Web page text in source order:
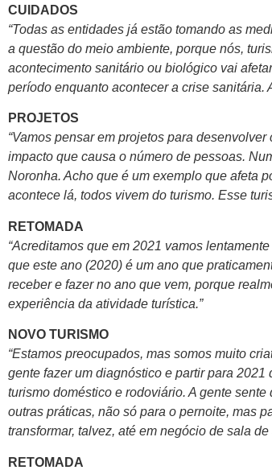
CUIDADOS
“Todas as entidades já estão tomando as
a questão do meio ambiente, porque nós,
acontecimento sanitário ou biológico vai
período enquanto acontecer a crise sanitária.
PROJETOS
“Vamos pensar em projetos para
impacto que causa o número de pessoas.
Noronha. Acho que é um exemplo que afeta
acontece lá, todos vivem do turismo. Esse
RETOMADA
“Acreditamos que em 2021 vamos
que este ano (2020) é um ano que
receber e fazer no ano que vem, porque
experiência da atividade turística.”
NOVO TURISMO
“Estamos preocupados, mas somos muito
gente fazer um diagnóstico e partir para
turismo doméstico e rodoviário. A gente
outras práticas, não só para o pernoite, mas
transformar, talvez, até em negócio de sala
RETOMADA